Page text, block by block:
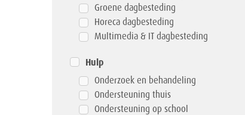
Groene dagbesteding
Horeca dagbesteding
Multimedia & IT dagbesteding
Hulp
Onderzoek en behandeling
Ondersteuning thuis
Ondersteuning op school